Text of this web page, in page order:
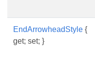
EndArrowheadStyle {
get; set; }